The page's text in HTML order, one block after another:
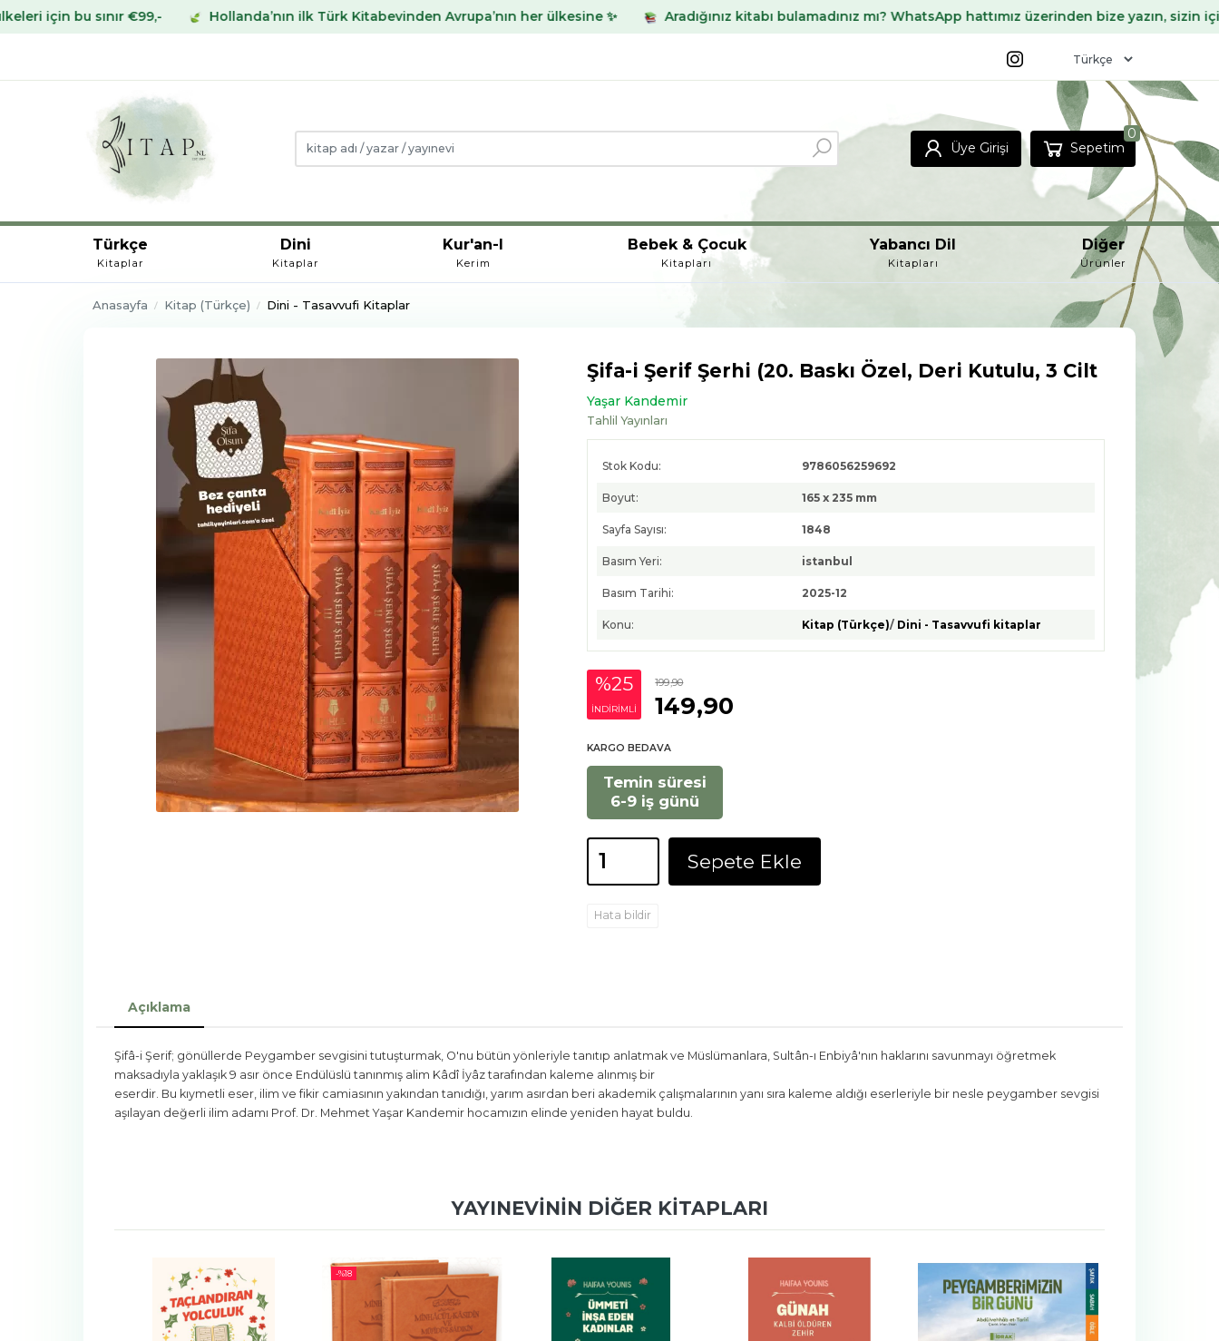
€99,- Hollanda’nın ilk Türk Kitabevinden Avrupa’nın her ülkesine ✨ Aradığınız kitabı bulamadınız mı? WhatsApp hattımız üzerinden bize yazın, sizin için temin
Üye Girişi Sepetim
0
Türkçe
Kitaplar
Dini
Kitaplar
Kur'an-I
Kerim
Bebek & Çocuk
Kitapları
Yabancı Dil
Kitapları
Diğer
Ürünler
Anasayfa Kitap (Türkçe) Dini - Tasavvufi Kitaplar
Şifa-i Şerif Şerhi (20. Baskı Özel, Deri Kutulu, 3 Cilt
Yaşar Kandemir
Tahlil Yayınları
Stok Kodu: 9786056259692
Boyut: 165 x 235 mm
Sayfa Sayısı: 1848
Basım Yeri: istanbul
Basım Tarihi: 2025-12
Konu: Kitap (Türkçe)/ Dini - Tasavvufi kitaplar
%25
INDIRIMLI
199,90
149,90
KARGO BEDAVA
Temin süresi
6-9 iş günü
Sepete Ekle
Hata bildir
Açıklama
Şifâ-i Şerif; gönüllerde Peygamber sevgisini tutuşturmak, O'nu bütün yönleriyle tanıtıp anlatmak ve Müslümanlara, Sultân-ı Enbiyâ'nın haklarını savunmayı öğretmek
maksadıyla yaklaşık 9 asır önce Endülüslü tanınmış alim Kâdî İyâz tarafından kaleme alınmış bir
eserdir. Bu kıymetli eser, ilim ve fikir camiasının yakından tanıdığı, yarım asırdan beri akademik çalışmalarının yanı sıra kaleme aldığı eserleriyle bir nesle peygamber sevgisi
aşılayan değerli ilim adamı Prof. Dr. Mehmet Yaşar Kandemir hocamızın elinde yeniden hayat buldu.
YAYINEVININ DIĞER KITAPLARI
-%18